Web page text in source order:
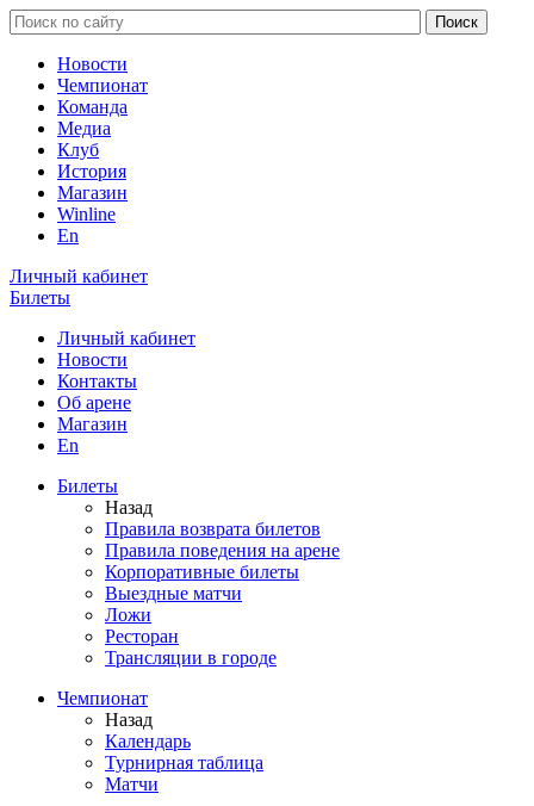
Новости
Чемпионат
Команда
Медиа
Клуб
История
Магазин
Winline
En
Личный кабинет
Билеты
Личный кабинет
Новости
Контакты
Об арене
Магазин
En
Билеты
Назад
Правила возврата билетов
Правила поведения на арене
Корпоративные билеты
Выездные матчи
Ложи
Ресторан
Трансляции в городе
Чемпионат
Назад
Календарь
Турнирная таблица
Матчи